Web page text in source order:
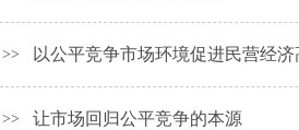
>> 以公平竞争市场环境促进民营经
>> 让市场回归公平竞争的本源